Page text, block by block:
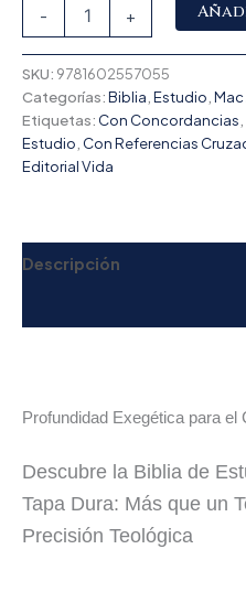
- +
SKU: 9781602557055
Categorías:Biblia Estudio Mac
Etiquetas: Con Concordancias
Estudio Con Referencias
Editorial Vida
Descripción
Profundidad Exegética para el
Descubre la Biblia de
Tapa Dura: Más que un
Precisión Teológica